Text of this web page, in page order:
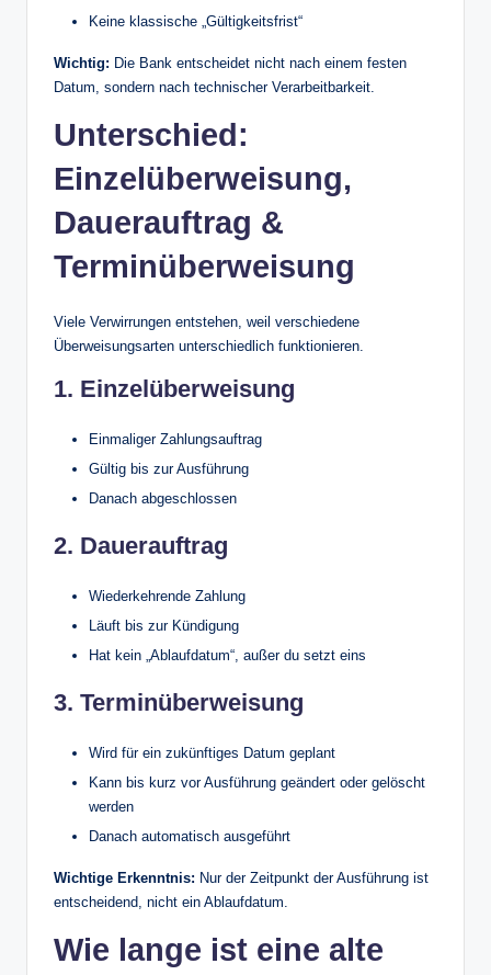
Keine klassische „Gültigkeitsfrist“
Wichtig: Die Bank entscheidet nicht nach einem festen
Datum, sondern nach technischer Verarbeitbarkeit.
Unterschied:
Einzelüberweisung,
Dauerauftrag &
Terminüberweisung
Viele Verwirrungen entstehen, weil verschiedene
Überweisungsarten unterschiedlich funktionieren.
1. Einzelüberweisung
Einmaliger Zahlungsauftrag
Gültig bis zur Ausführung
Danach abgeschlossen
2. Dauerauftrag
Wiederkehrende Zahlung
Läuft bis zur Kündigung
Hat kein „Ablaufdatum“, außer du setzt eins
3. Terminüberweisung
Wird für ein zukünftiges Datum geplant
Kann bis kurz vor Ausführung geändert oder gelöscht
werden
Danach automatisch ausgeführt
Wichtige Erkenntnis: Nur der Zeitpunkt der Ausführung ist
entscheidend, nicht ein Ablaufdatum.
Wie lange ist eine alte